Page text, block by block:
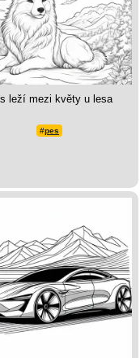
leží mezi květy u lesa
#pes